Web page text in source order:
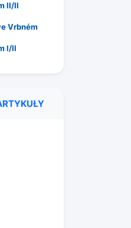
II/II
Vrbném
I/II